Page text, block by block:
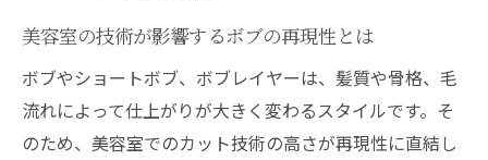
美容室の技術が影響するボブの再現性とは
ボブやショートボブ、ボブレイヤーは、髪質や骨格、毛
流れによって仕上がりが大きく変わるスタイルです。そ
のため、美容室でのカット技術の高さが再現性に直結し